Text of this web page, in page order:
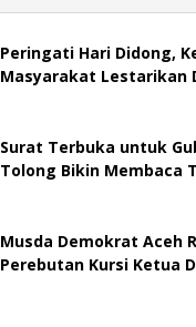
Peringati Hari Didong,
Masyarakat Lestarikan
Surat Terbuka untuk
Tolong Bikin Membaca
Musda Demokrat Aceh
Perebutan Kursi Ketua